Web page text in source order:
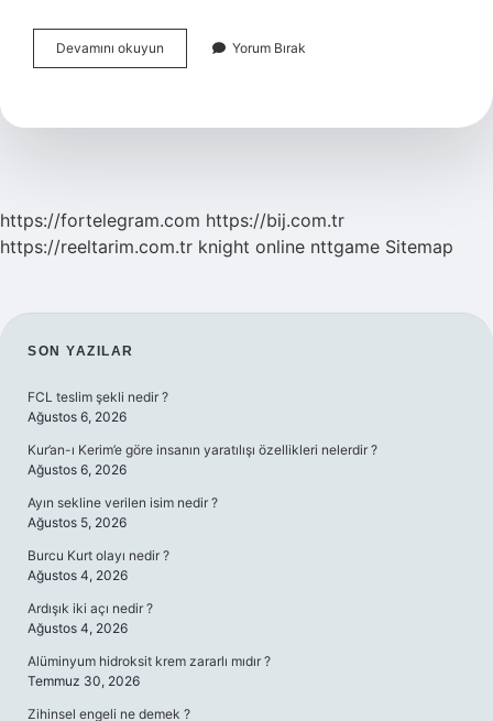
Devamını okuyun
Kullanılan
Yorum Bırak
https://fortelegram.com https://bij.com.tr
https://reeltarim.com.tr knight online nttgame Sitemap
SIDEBAR
SON YAZILAR
FCL teslim şekli nedir ?
Ağustos 6, 2026
Kur’an-ı Kerim’e göre insanın yaratılışı özellikleri nelerdir ?
Ağustos 6, 2026
Ayın sekline verilen isim nedir ?
Ağustos 5, 2026
Burcu Kurt olayı nedir ?
Ağustos 4, 2026
Ardışık iki açı nedir ?
Ağustos 4, 2026
Alüminyum hidroksit krem zararlı mıdır ?
Temmuz 30, 2026
Zihinsel engeli ne demek ?